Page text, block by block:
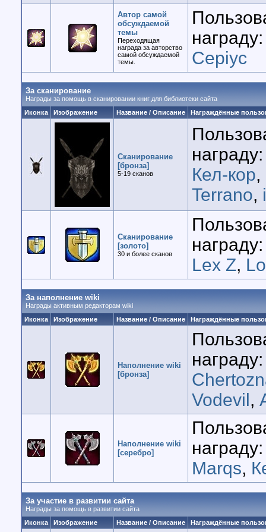
Автор самой
обсуждаемой
темы
Переходящая
награда за авторство
самой обсуждаемой
темы.
Cepiyc
За сканирование
Награды за помощь в сканировании книг для библиотеки сайта
Иконка
Изображение Название / Описание Награждённые
Сканирование
[бронза]
5-19 cканов
Кел-кор,
Terrano,
Сканирование
[золото]
30 и более сканов
Lex Z,
За наполнение wiki
Награды активным редакторам wiki
Иконка
Изображение Название / Описание Награждённые
Наполнение wiki
[бронза]
Vodevil,
Наполнение wiki
[серебро]
Marqs,
За участие в развитии сайта
Награды за помощь в развитии сайта
Иконка
Изображение Название / Описание Награждённые